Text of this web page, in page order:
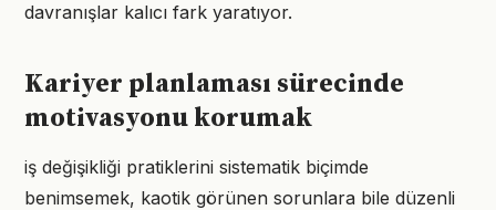
davranışlar kalıcı fark yaratıyor.
Kariyer planlaması sürecinde
motivasyonu korumak
iş değişikliği pratiklerini sistematik biçimde
benimsemek, kaotik görünen sorunlara bile düzenli